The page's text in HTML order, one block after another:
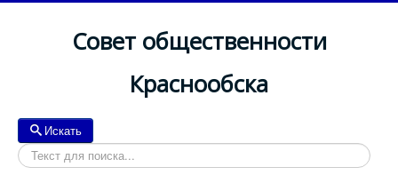
Совет общественности
Краснообска
Искать